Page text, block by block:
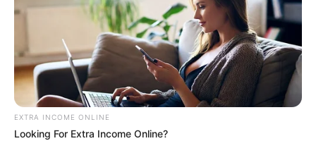
2. Ponto baixo (Pb)
Esse ponto é utilizado em peças que precisam ser
mais firmes, pois ele tem a trama mais fechada.
Aprenda a fazer o ponto baixo no tutorial a
seguir:
EXTRA INCOME ONLINE
Looking For Extra Income Online?